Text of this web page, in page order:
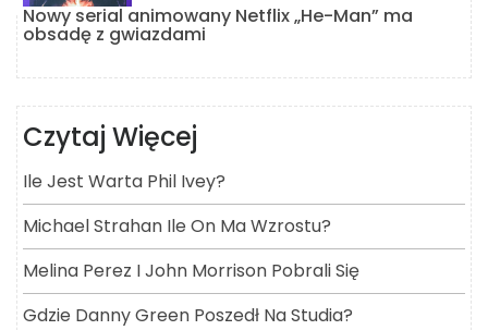
Nowy serial animowany Netflix „He-Man” ma
obsadę z gwiazdami
Czytaj Więcej
Ile Jest Warta Phil Ivey?
Michael Strahan Ile On Ma Wzrostu?
Melina Perez I John Morrison Pobrali Się
Gdzie Danny Green Poszedł Na Studia?